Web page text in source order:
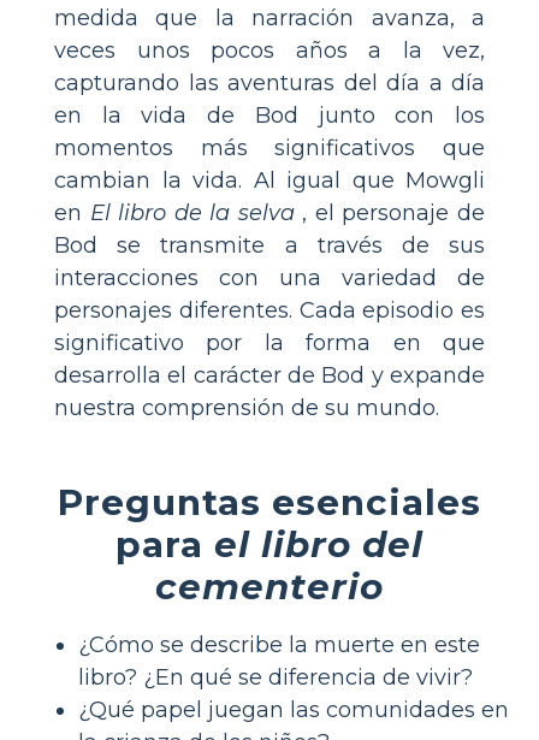
medida que la narración avanza, a
veces unos pocos años a la vez,
capturando las aventuras del día a día
en la vida de Bod junto con los
momentos más significativos que
cambian la vida. Al igual que Mowgli
en El libro de la selva, el personaje de
Bod se transmite a través de sus
interacciones con una variedad de
personajes diferentes. Cada episodio es
significativo por la forma en que
desarrolla el carácter de Bod y expande
nuestra comprensión de su mundo.
Preguntas esenciales
para el libro del
cementerio
¿Cómo se describe la muerte en este
libro? ¿En qué se diferencia de vivir?
¿Qué papel juegan las comunidades en